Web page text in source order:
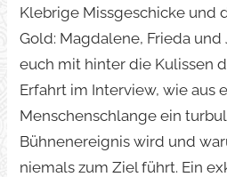
Klebrige Missgeschicke und
Gold: Magdalene, Frieda
euch mit hinter die Kulissen
Erfahrt im Interview, wie aus
Menschenschlange ein
Bühnenereignis wird und
niemals zum Ziel führt. Ein